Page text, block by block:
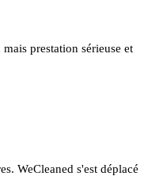
prestation sérieuse et
WeCleaned s'est déplacé